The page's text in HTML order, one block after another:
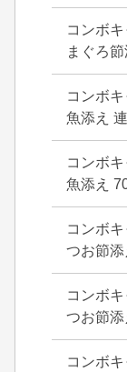
コンボ
まぐろ
コンボ
魚添え
コンボ
魚添え
コンボ
つお節
コンボ
つお節
コンボ